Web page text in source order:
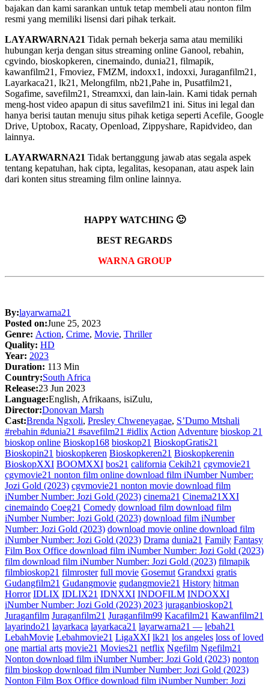
bajakan dan kami sarankan untuk tetap membeli atau nonton film
resmi yang memiliki lisensi dari pihak terkait.
LAYARWARNA21 Tidak pernah bekerja sama atau memiliki
hubungan kerja dengan situs streaming online Ganool, rebahin,
cgvindo, bioskopkeren, cinemaindo, dunia21, filmapik,
kawanfilm21, Fmoviez, FMZM, indoxx1, indoxxi, Juraganfilm21,
Layarkaca21, lk21, Melongfilm, nb21,Pahe in, Pusatfilm21,
Sogafime, savefilm21, Streamxxi, dan lain-lain. Kami tidak pernah
meng-host video apapun di situs savefilm21 ini. Situs ini legal dan
hanya berisi tautan menuju situs pihak ketiga seperti Acefile, Google
Drive, Uptobox, Racaty, Openload, Zippyshare, Rapidvideo, dan
lainnya.
LAYARWARNA21 Tidak bertanggung jawab atas segala aspek
tentang kepatuhan, hak cipta, legalitas, kesopanan, atau aspek lain
dari konten situs streaming film online lainnya.
HAPPY WATCHING 🙂
BEST REGARDS
WARNA GROUP
By:layarwarna21
Posted on:June 25, 2023
Genre: Action, Crime, Movie, Thriller
Quality: HD
Year: 2023
Duration: 113 Min
Country:South Africa
Release:23 Jun 2023
Language:English, Afrikaans, isiZulu,
Director:Donovan Marsh
Cast:Brenda Ngxoli, Presley Chweneyagae, S’Dumo Mtshali
#rebahin #dunia21 #savefilm21 #idlix Action Adventure bioskop 21
bioskop online Bioskop168 bioskop21 BioskopGratis21
Bioskopin21 bioskopkeren Bioskopkeren21 Bioskopkerenin
BioskopXXI BOOMXXI bos21 california Cekih21 cgvmovie21
cgvmovie21 nonton film online download film iNumber Number:
Jozi Gold (2023) cgvmovie21 nonton movie download film
iNumber Number: Jozi Gold (2023) cinema21 Cinema21XXI
cinemaindo Coeg21 Comedy download film download film
iNumber Number: Jozi Gold (2023) download film iNumber
Number: Jozi Gold (2023) download movie online download film
iNumber Number: Jozi Gold (2023) Drama dunia21 Family Fantasy
Film Box Office download film iNumber Number: Jozi Gold (2023)
film download film iNumber Number: Jozi Gold (2023) filmapik
filmbioskop21 filmroster full movie Gosemut Grandxxi gratis
Gudangfilm21 Gudangmovie gudangmovie21 History hitman
Horror IDLIX IDLIX21 IDNXXI INDOFILM INDOXXI
iNumber Number: Jozi Gold (2023) 2023 juraganbioskop21
Juraganfilm Juraganfilm21 Juraganfilm99 Kacafilm21 Kawanfilm21
layarindo21 layarkaca layarkaca21 layarwarna21 — lebah21
LebahMovie Lebahmovie21 LigaXXI lk21 los angeles loss of loved
one martial arts movie21 Movies21 netflix Ngefilm Ngefilm21
Nonton download film iNumber Number: Jozi Gold (2023) nonton
film bioskop download film iNumber Number: Jozi Gold (2023)
Nonton Film Box Office download film iNumber Number: Jozi